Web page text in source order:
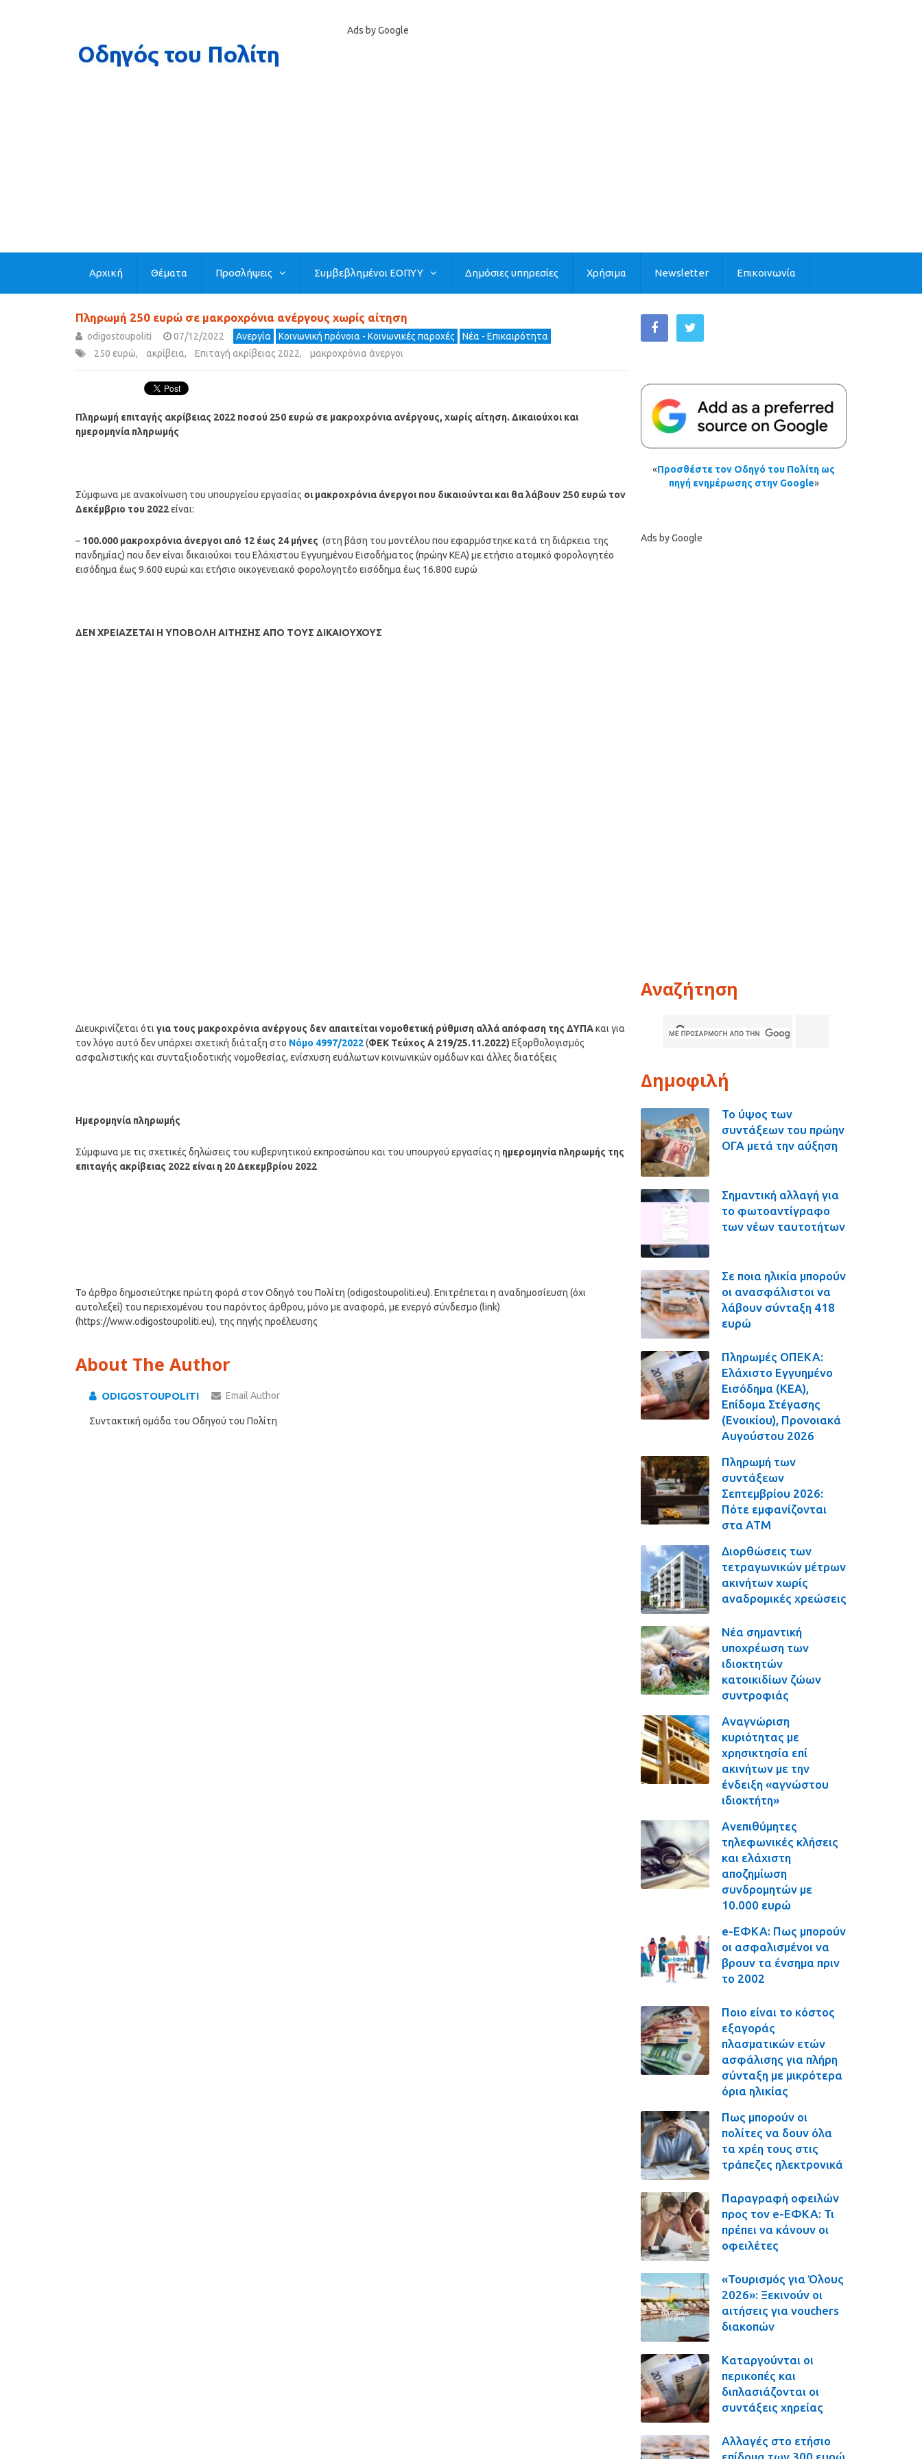
Ads by Google
Αρχική Θέματα Προσλήψεις Συμβεβλημένοι ΕΟΠΥΥ Δημόσιες υπηρεσίες Χρήσιμα Newsletter Επικοινωνία
Πληρωμή 250 ευρώ σε μακροχρόνια ανέργους χωρίς αίτηση
odigostoupoliti 07/12/2022 Ανεργία Κοινωνική πρόνοια - Κοινωνικές παροχές
Νέα - Επικαιρότητα
250 ευρώ, ακρίβεια, Επιταγή ακρίβειας 2022, μακροχρόνια άνεργοι
Πληρωμή επιταγής ακρίβειας 2022 ποσού 250 ευρώ σε μακροχρόνια ανέργους, χωρίς αίτηση. Δικαιούχοι και
ημερομηνία πληρωμής
Σύμφωνα με ανακοίνωση του υπουργείου εργασίας οι μακροχρόνια άνεργοι που δικαιούνται και θα λάβουν 250 ευρώ τον
Δεκέμβριο του 2022είναι:
– 100.000 μακροχρόνια άνεργοι από 12 έως 24 μήνες (στη βάση του μοντέλου που εφαρμόστηκε κατά τη διάρκεια της
πανδημίας) που δεν είναι δικαιούχοι του Ελάχιστου Εγγυημένου Εισοδήματος (πρώην ΚΕΑ) με ετήσιο ατομικό φορολογητέο
εισόδημα έως 9.600 ευρώ και ετήσιο οικογενειακό φορολογητέο εισόδημα έως 16.800 ευρώ
ΔΕΝ ΧΡΕΙΑΖΕΤΑΙ Η ΥΠΟΒΟΛΗ ΑΙΤΗΣΗΣ ΑΠΟ ΤΟΥΣ ΔΙΚΑΙΟΥΧΟΥΣ
Διευκρινίζεται ότι για τους μακροχρόνια ανέργους δεν απαιτείται νομοθετική ρύθμιση αλλά απόφαση της ΔΥΠΑκαι για
τον λόγο αυτό δεν υπάρχει σχετική διάταξη στο Νόμο 4997/2022(ΦΕΚ Τεύχος Α 219/25.11.2022) Εξορθολογισμός
ασφαλιστικής και συνταξιοδοτικής νομοθεσίας, ενίσχυση ευάλωτων κοινωνικών ομάδων και άλλες διατάξεις
Ημερομηνία πληρωμής
Σύμφωνα με τις σχετικές δηλώσεις του κυβερνητικού εκπροσώπου και του υπουργού εργασίας η ημερομηνία πληρωμής της
επιταγής ακρίβειας 2022 είναι η 20 Δεκεμβρίου 2022
Το άρθρο δημοσιεύτηκε πρώτη φορά στον Οδηγό του Πολίτη (odigostoupoliti.eu). Επιτρέπεται η αναδημοσίευση (όχι
αυτολεξεί) του περιεχομένου του παρόντος άρθρου, μόνο με αναφορά, με ενεργό σύνδεσμο (link)
(https://www.odigostoupoliti.eu), της πηγής προέλευσης
About The Author
ODIGOSTOUPOLITI Email Author
Συντακτική ομάδα του Οδηγού του Πολίτη
«Προσθέστε τον Οδηγό του Πολίτη ως
πηγή ενημέρωσης στην Google»
Ads by Google
Αναζήτηση
Δημοφιλή
Το ύψος των
συντάξεων του πρώην
ΟΓΑ μετά την αύξηση
Σημαντική αλλαγή για
το φωτοαντίγραφο
των νέων ταυτοτήτων
Σε ποια ηλικία μπορούν
οι ανασφάλιστοι να
λάβουν σύνταξη 418
ευρώ
Πληρωμές ΟΠΕΚΑ:
Ελάχιστο Εγγυημένο
Εισόδημα (ΚΕΑ),
Επίδομα Στέγασης
(Ενοικίου), Προνοιακά
Αυγούστου 2026
Πληρωμή των
συντάξεων
Σεπτεμβρίου 2026:
Πότε εμφανίζονται
στα ΑΤΜ
Διορθώσεις των
τετραγωνικών μέτρων
ακινήτων χωρίς
αναδρομικές χρεώσεις
Νέα σημαντική
υποχρέωση των
ιδιοκτητών
κατοικιδίων ζώων
συντροφιάς
Αναγνώριση
κυριότητας με
χρησικτησία επί
ακινήτων με την
ένδειξη «αγνώστου
ιδιοκτήτη»
Ανεπιθύμητες
τηλεφωνικές κλήσεις
και ελάχιστη
αποζημίωση
συνδρομητών με
10.000 ευρώ
e-ΕΦΚΑ: Πως μπορούν
οι ασφαλισμένοι να
βρουν τα ένσημα πριν
το 2002
Ποιο είναι το κόστος
εξαγοράς
πλασματικών ετών
ασφάλισης για πλήρη
σύνταξη με μικρότερα
όρια ηλικίας
Πως μπορούν οι
πολίτες να δουν όλα
τα χρέη τους στις
τράπεζες ηλεκτρονικά
Παραγραφή οφειλών
προς τον e-ΕΦΚΑ: Τι
πρέπει να κάνουν οι
οφειλέτες
«Τουρισμός για Όλους
2026»: Ξεκινούν οι
αιτήσεις για vouchers
διακοπών
Καταργούνται οι
περικοπές και
διπλασιάζονται οι
συντάξεις χηρείας
Αλλαγές στο ετήσιο